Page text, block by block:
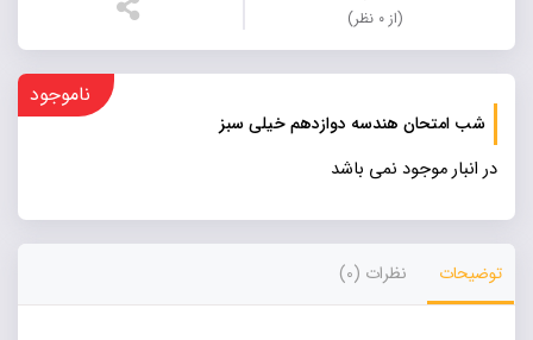
(از ۰ نظر)
شب امتحان هندسه دوازدهم خیلی سبز
ناموجود
در انبار موجود نمی باشد
توضیحات نظرات (0)